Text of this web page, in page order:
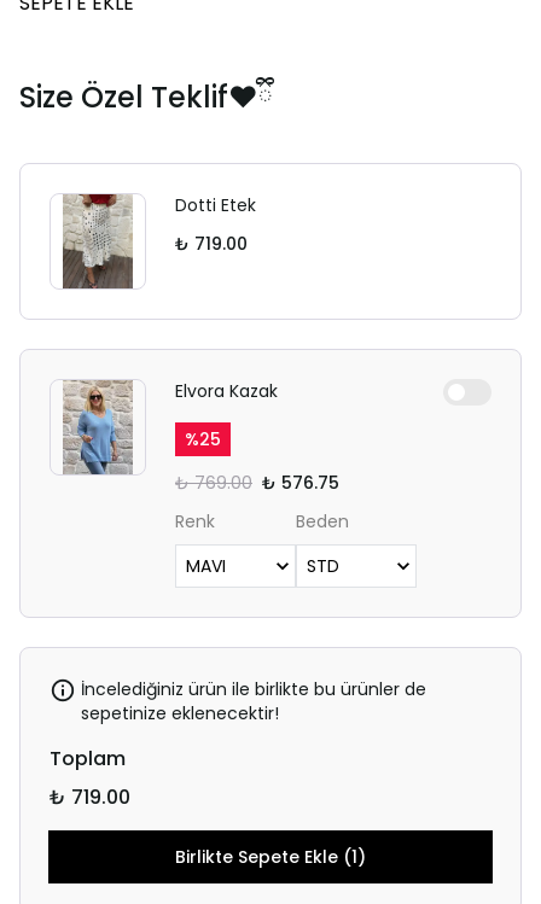
Size Özel Teklif❤️ྀི
Dotti Etek
₺ 719.00
Elvora Kazak
%25
₺ 769.00 ₺ 576.75
Renk
Beden
İncelediğiniz ürün ile birlikte bu ürünler de
sepetinize eklenecektir!
Toplam
₺ 719.00
Birlikte Sepete Ekle (1)